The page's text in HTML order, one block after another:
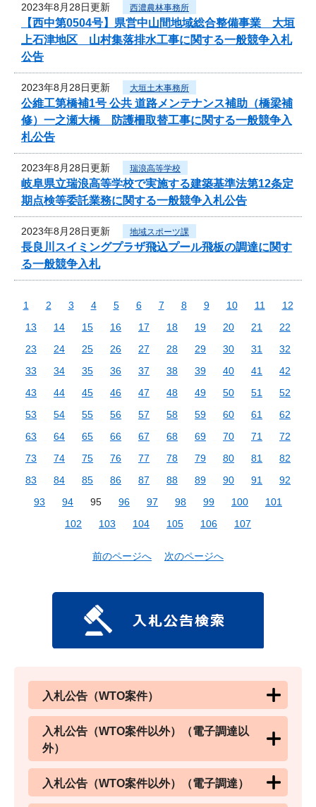
2023年8月28日更新 西濃農林事務所
【西中第0504号】県営中山間地域総合整備事業 大垣
上石津地区 山村集落排水工事に関する一般競争入札
公告
2023年8月28日更新 大垣土木事務所
公維工第橋補1号 公共 道路メンテナンス補助（橋梁補
修）一之瀬大橋 防護柵取替工事に関する一般競争入
札公告
2023年8月28日更新 瑞浪高等学校
岐阜県立瑞浪高等学校で実施する建築基準法第12条定
期点検等委託業務に関する一般競争入札公告
2023年8月28日更新 地域スポーツ課
長良川スイミングプラザ飛込プール飛板の調達に関す
る一般競争入札
1 2 3 4 5 6 7 8 9 10 11
12
13
14 15 16 17 18 19 20 21
22
23
24 25 26 27 28 29 30 31
32
33
34 35 36 37 38 39 40 41
42
43
44 45 46 47 48 49 50 51
52
53
54 55 56 57 58 59 60 61
62
63
64 65 66 67 68 69 70 71
72
73
74 75 76 77 78 79 80 81
82
83
84 85 86 87 88 89 90 91
92
93
94 95 96 97 98 99 100
101
102
103 104 105 106 107
前のページへ 次のページへ
入札公告（WTO案件）
入札公告（WTO案件以外）（電子調達以
外）
入札公告（WTO案件以外）（電子調達）